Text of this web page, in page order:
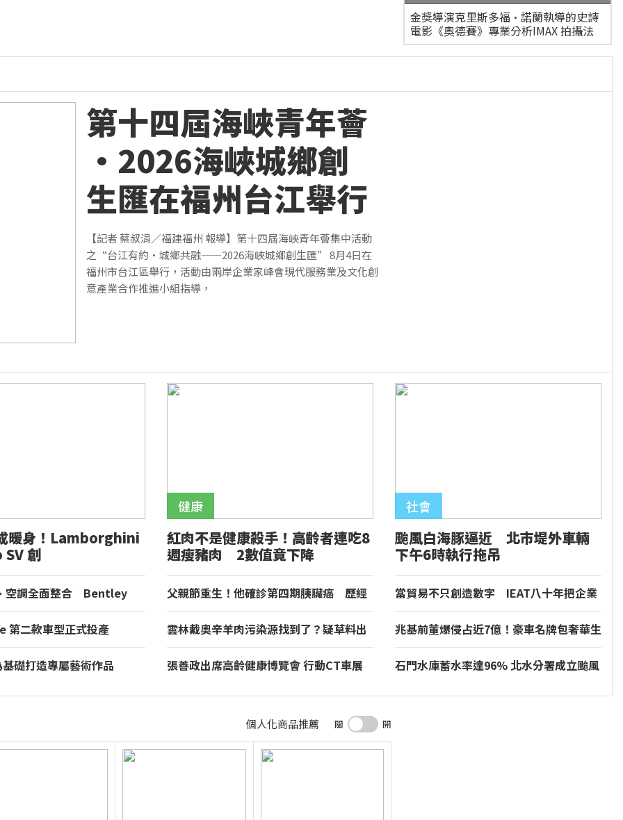
金獎導演克里斯多福·諾蘭執導的史詩
電影《奧德賽》專業分析IMAX 拍攝法
第十四屆海峽青年薈
·2026海峽城鄉創
生匯在福州台江舉行
【記者 蔡叔涓／福建福州 報導】第十四屆海峽青年薈集中活動
之“台江有約·城鄉共融——2026海峽城鄉創生匯” 8月4日在
福州市台江區舉行，活動由兩岸企業家峰會現代服務業及文化創
意產業合作推進小組指導，
暖身！Lamborghini
創
量產車最快單
空調全面整合 Bentley
第二款車型正式投產
礎打造專屬藝術作品
紅肉不是健康殺手！高齡者連吃8
週瘦豬肉 2數值竟下降
父親節重生！他確診第四期胰臟癌 歷經
雲林戴奧辛羊肉污染源找到了？疑草料出
張善政出席高齡健康博覽會 行動CT車展
颱風白海豚逼近 北市堤外車輛
下午6時執行拖吊
當貿易不只創造數字 IEAT八十年把企業
兆基前董爆侵占近7億！豪車名牌包奢華生
石門水庫蓄水率達96% 北水分署成立颱風
個人化商品推薦 關 開